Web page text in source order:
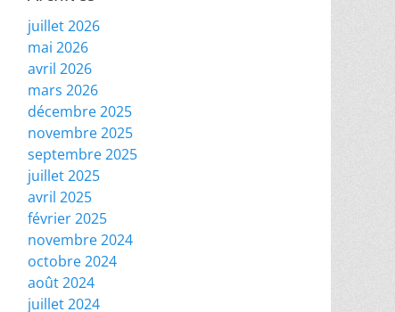
juillet 2026
mai 2026
avril 2026
mars 2026
décembre 2025
novembre 2025
septembre 2025
juillet 2025
avril 2025
février 2025
novembre 2024
octobre 2024
août 2024
juillet 2024